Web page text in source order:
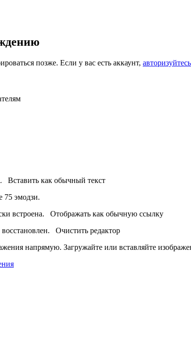
позже. Если у вас есть аккаунт, авторизуйтесь
Вставить как обычный текст
75 эмодзи.
встроена. Отображать как обычную ссылку
Очистить редактор
напрямую. Загружайте или вставляйте